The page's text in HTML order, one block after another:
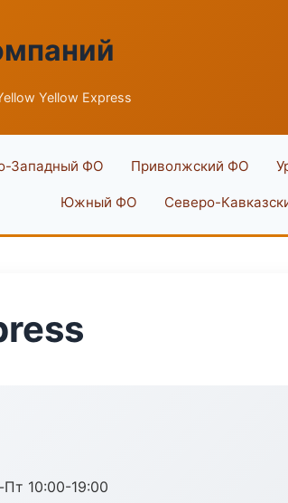
Yellow Express
Западный ФО Приволжский ФО
Южный ФО Северо-
10:00-19:00